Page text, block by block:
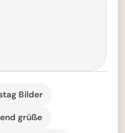
Bilder
grüße